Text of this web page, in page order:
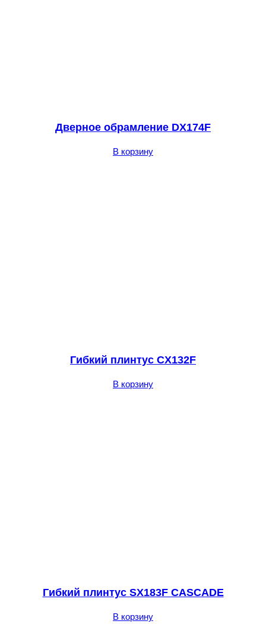
Дверное обрамление DX174F
В корзину
Гибкий плинтус CX132F
В корзину
Гибкий плинтус SX183F CASCADE
В корзину